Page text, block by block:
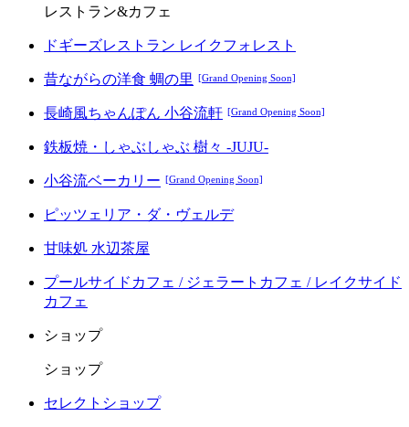
レストラン&カフェ
ドギーズレストラン レイクフォレスト
昔ながらの洋食 蜩の里 [Grand Opening Soon]
長崎風ちゃんぽん 小谷流軒 [Grand Opening Soon]
鉄板焼・しゃぶしゃぶ 樹々 -JUJU-
小谷流ベーカリー [Grand Opening Soon]
ピッツェリア・ダ・ヴェルデ
甘味処 水辺茶屋
プールサイドカフェ / ジェラートカフェ / レイクサイド
カフェ
ショップ
ショップ
セレクトショップ